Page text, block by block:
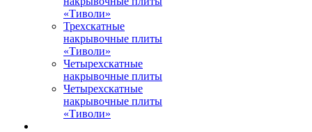
«Тиволи»
Трехскатные
накрывочные плиты
«Тиволи»
Четырехскатные
накрывочные плиты
Четырехскатные
накрывочные плиты
«Тиволи»